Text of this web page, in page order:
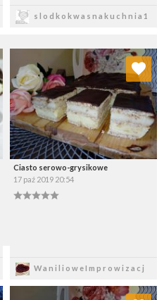
slodkokwasnakuchnia1
Ciasto serowo-grysikowe
17 paź 2019 20:54
WanilioweImprowizacj
Dodaj do ulubionych
Wybierz listę:
Dodaj do ulubionych